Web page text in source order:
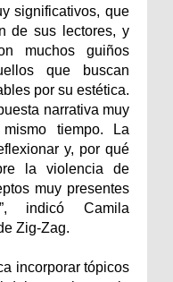
significativos, que
de sus lectores, y
muchos guiños
que buscan
por su estética.
narrativa muy
tiempo. La
y, por qué
la violencia de
muy presentes
indicó Camila
Zig-Zag.
incorporar tópicos